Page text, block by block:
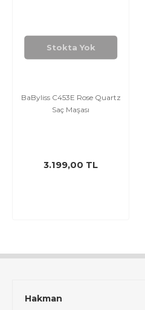
Stokta Yok
BaByliss C453E Rose Quartz
Saç Maşası
3.199,00 TL
Hakman